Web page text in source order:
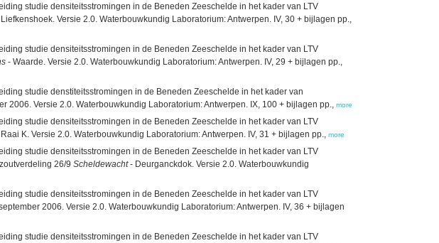
studie densiteitsstromingen in de Beneden Zeeschelde in het kader van LTV
Versie 2.0. Waterbouwkundig Laboratorium: Antwerpen. IV, 30 + bijlagen pp.,
studie densiteitsstromingen in de Beneden Zeeschelde in het kader van LTV
- Waarde. Versie 2.0. Waterbouwkundig Laboratorium: Antwerpen. IV, 29 + bijlagen pp.,
studie denstiteitsstromingen in de Beneden Zeeschelde in het kader van
Versie 2.0. Waterbouwkundig Laboratorium: Antwerpen. IX, 100 + bijlagen pp., more
studie densiteitsstromingen in de Beneden Zeeschelde in het kader van LTV
K. Versie 2.0. Waterbouwkundig Laboratorium: Antwerpen. IV, 31 + bijlagen pp., more
studie densiteitsstromingen in de Beneden Zeeschelde in het kader van LTV
26/9 Scheldewacht- Deurganckdok. Versie 2.0. Waterbouwkundig
studie densiteitsstromingen in de Beneden Zeeschelde in het kader van LTV
2006. Versie 2.0. Waterbouwkundig Laboratorium: Antwerpen. IV, 36 + bijlagen
studie densiteitsstromingen in de Beneden Zeeschelde in het kader van LTV